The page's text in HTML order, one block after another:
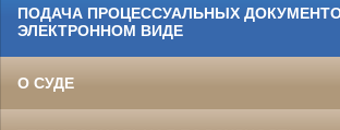
ПОДАЧА ПРОЦЕССУАЛЬНЫХ
ЭЛЕКТРОННОМ ВИДЕ
О СУДЕ